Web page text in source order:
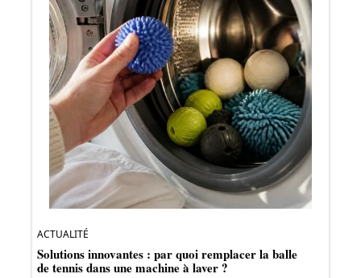
ACTUALITÉ
Solutions innovantes : par quoi remplacer la balle
de tennis dans une machine à laver ?